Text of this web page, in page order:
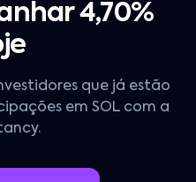
4,70%
que já estão
em SOL com a